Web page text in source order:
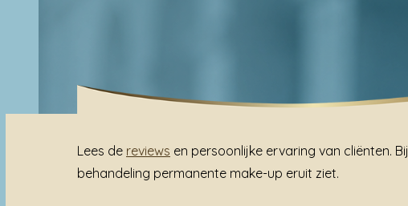
Lees de reviews en persoonlijke ervaring van cliënten. Bij
behandeling permanente make-up eruit ziet.